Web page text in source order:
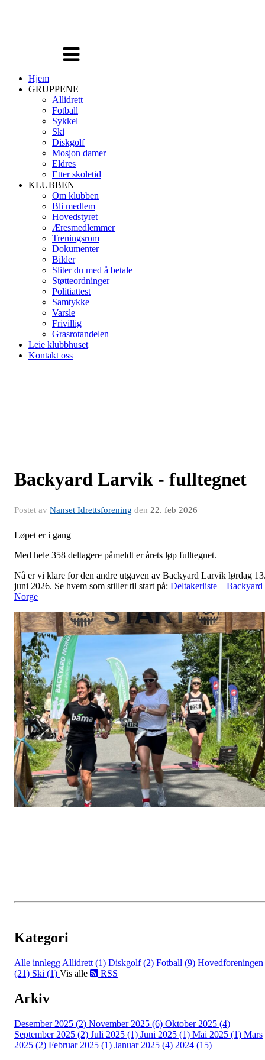
navigasjon
Hjem
GRUPPENE
Allidrett
Fotball
Sykkel
Ski
Diskgolf
Mosjon damer
Eldres
Etter skoletid
KLUBBEN
Om klubben
Bli medlem
Hovedstyret
Æresmedlemmer
Treningsrom
Dokumenter
Bilder
Sliter du med å betale
Støtteordninger
Politiattest
Samtykke
Varsle
Frivillig
Grasrotandelen
Leie klubbhuset
Kontakt oss
Backyard Larvik - fulltegnet
Postet av Nanset Idrettsforening den 22. feb 2026
Løpet er i gang
Med hele 358 deltagere påmeldt er årets løp fulltegnet.
Nå er vi klare for den andre utgaven av Backyard Larvik lørdag
juni 2026. Se hvem som stiller til start på: Deltakerliste – Backyard
Norge
Kategori
Alle innlegg Allidrett (1) Diskgolf (2) Fotball (9) Hovedforeningen
(21) Ski (1) Vis alle RSS
Arkiv
Desember 2025 (2) November 2025 (6) Oktober 2025 (4)
September 2025 (2) Juli 2025 (1) Juni 2025 (1) Mai 2025 (1) Mars
2025 (2) Februar 2025 (1) Januar 2025 (4) 2024 (15)